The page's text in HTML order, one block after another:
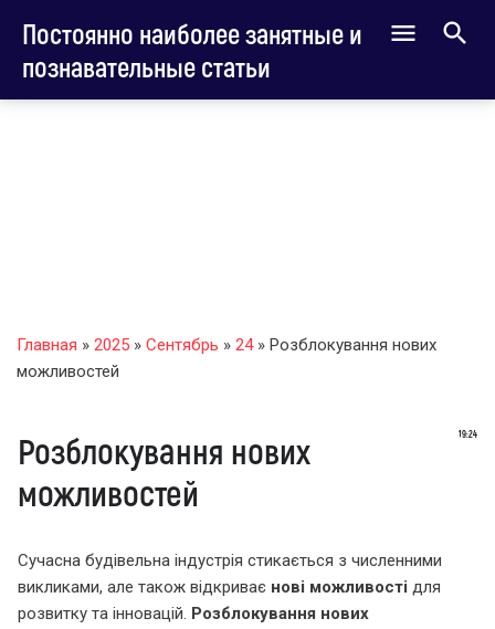
Постоянно наиболее занятные и
познавательные статьи
Главная » 2025 » Сентябрь » 24» Розблокування нових
можливостей
19:24
Розблокування нових
можливостей
Сучасна будівельна індустрія стикається з численними
викликами, але також відкриває нові можливості для
розвитку та інновацій. Розблокування нових